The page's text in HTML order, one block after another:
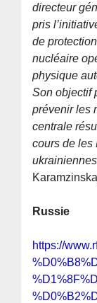
directeur
pris
de
nucléaire
physique
Son objectif
prévenir les
centrale
cours de les
Russie
https://